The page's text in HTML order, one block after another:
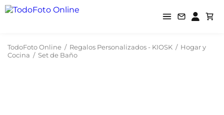
TodoFoto Online / Regalos Personalizados - KIOSK / Hogar y
Cocina / Set de Baño